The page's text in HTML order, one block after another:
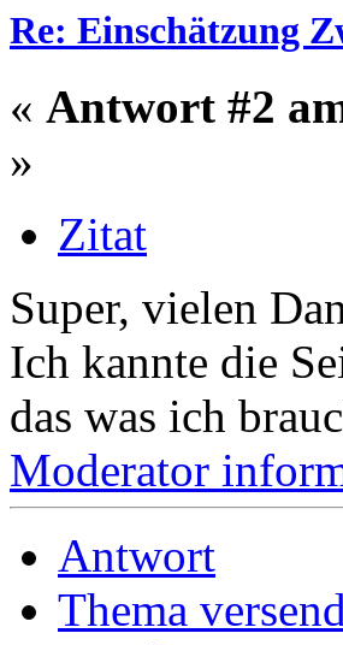
Re: Einschätzung
« Antwort #2
»
Zitat
Super, vielen
Ich kannte die
das was ich
Moderator
Antwort
Thema